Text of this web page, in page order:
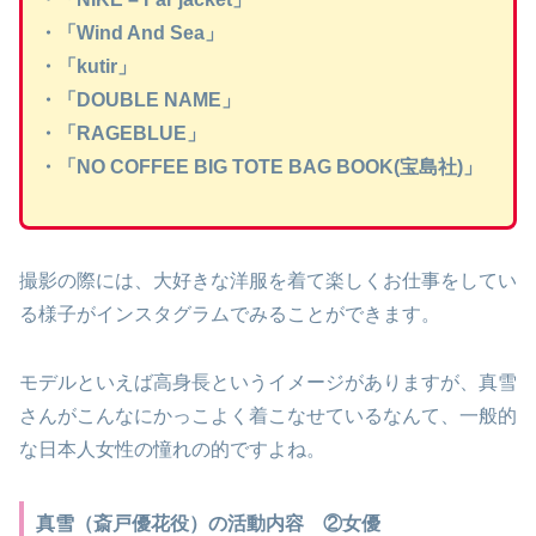
・「Wind And Sea」
・「kutir」
・「DOUBLE NAME」
・「RAGEBLUE」
・「NO COFFEE BIG TOTE BAG BOOK(宝島社)」
撮影の際には、大好きな洋服を着て楽しくお仕事をしてい
る様子がインスタグラムでみることができます。
モデルといえば高身長というイメージがありますが、真雪
さんがこんなにかっこよく着こなせているなんて、一般的
な日本人女性の憧れの的ですよね。
真雪（斎戸優花役）の活動内容 ②女優